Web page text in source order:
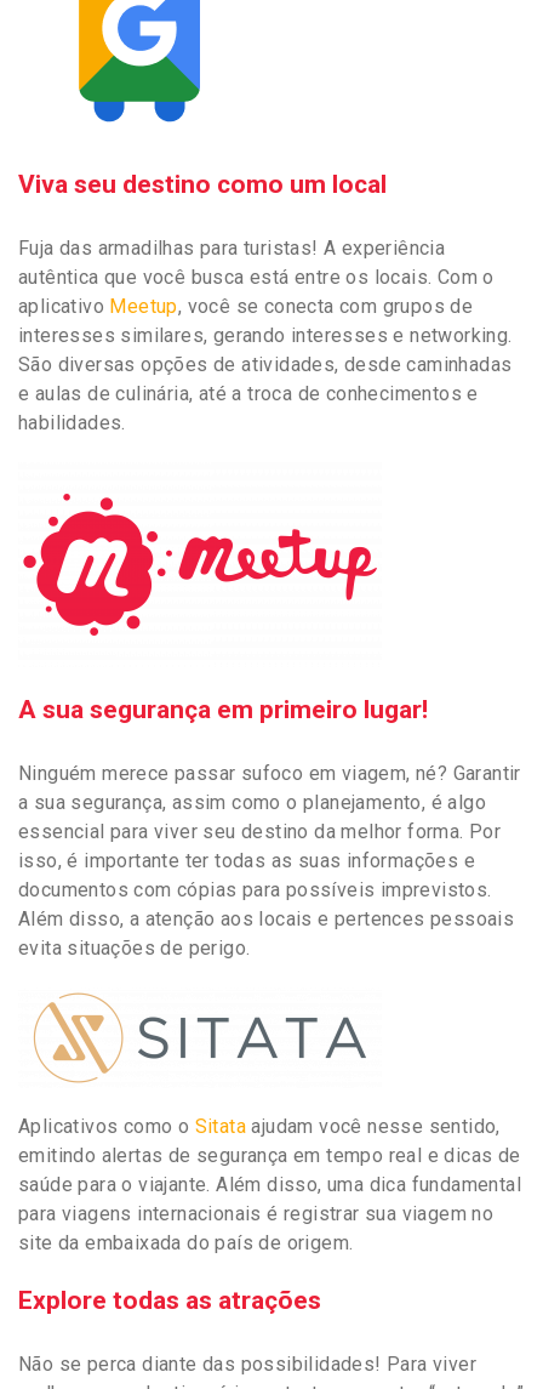
Viva seu destino como um local
Fuja das armadilhas para turistas! A experiência
autêntica que você busca está entre os locais. Com o
aplicativo Meetup, você se conecta com grupos de
interesses similares, gerando interesses e networking.
São diversas opções de atividades, desde caminhadas
e aulas de culinária, até a troca de conhecimentos e
habilidades.
A sua segurança em primeiro lugar!
Ninguém merece passar sufoco em viagem, né? Garantir
a sua segurança, assim como o planejamento, é algo
essencial para viver seu destino da melhor forma. Por
isso, é importante ter todas as suas informações e
documentos com cópias para possíveis imprevistos.
Além disso, a atenção aos locais e pertences pessoais
evita situações de perigo.
Aplicativos como o Sitata ajudam você nesse sentido,
emitindo alertas de segurança em tempo real e dicas de
saúde para o viajante. Além disso, uma dica fundamental
para viagens internacionais é registrar sua viagem no
site da embaixada do país de origem.
Explore todas as atrações
Não se perca diante das possibilidades! Para viver